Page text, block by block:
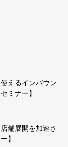
えるインバウン
ミナー】
舗展開を加速さ
】